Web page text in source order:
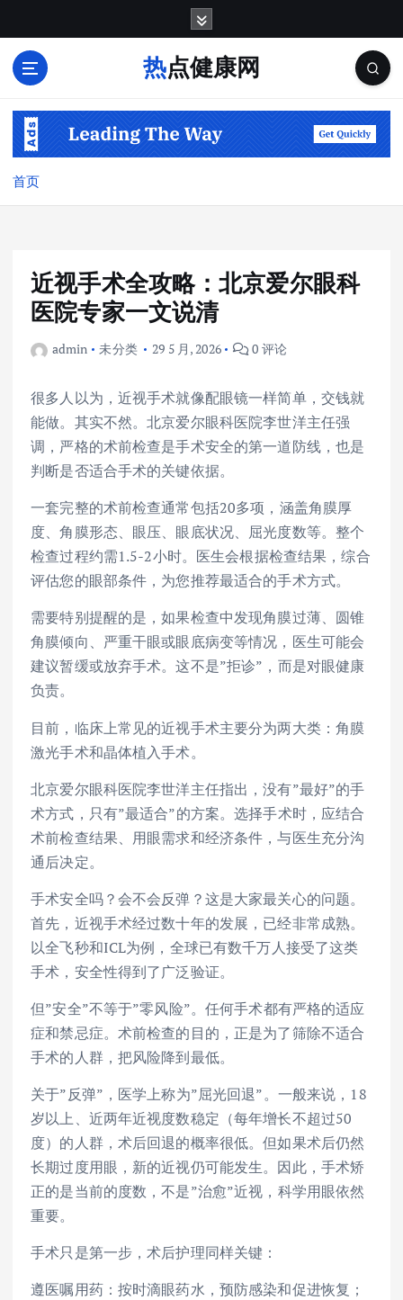
热点健康网
首页
近视手术全攻略：北京爱尔眼科
医院专家一文说清
admin 未分类 29 5 月, 2026 0 评论
很多人以为，近视手术就像配眼镜一样简单，交钱就
能做。其实不然。北京爱尔眼科医院李世洋主任强
调，严格的术前检查是手术安全的第一道防线，也是
判断是否适合手术的关键依据。
一套完整的术前检查通常包括20多项，涵盖角膜厚
度、角膜形态、眼压、眼底状况、屈光度数等。整个
检查过程约需1.5-2小时。医生会根据检查结果，综合
评估您的眼部条件，为您推荐最适合的手术方式。
需要特别提醒的是，如果检查中发现角膜过薄、圆锥
角膜倾向、严重干眼或眼底病变等情况，医生可能会
建议暂缓或放弃手术。这不是”拒诊”，而是对眼健康
负责。
目前，临床上常见的近视手术主要分为两大类：角膜
激光手术和晶体植入手术。
北京爱尔眼科医院李世洋主任指出，没有”最好”的手
术方式，只有”最适合”的方案。选择手术时，应结合
术前检查结果、用眼需求和经济条件，与医生充分沟
通后决定。
手术安全吗？会不会反弹？这是大家最关心的问题。
首先，近视手术经过数十年的发展，已经非常成熟。
以全飞秒和ICL为例，全球已有数千万人接受了这类
手术，安全性得到了广泛验证。
但”安全”不等于”零风险”。任何手术都有严格的适应
症和禁忌症。术前检查的目的，正是为了筛除不适合
手术的人群，把风险降到最低。
关于”反弹”，医学上称为”屈光回退”。一般来说，18
岁以上、近两年近视度数稳定（每年增长不超过50
度）的人群，术后回退的概率很低。但如果术后仍然
长期过度用眼，新的近视仍可能发生。因此，手术矫
正的是当前的度数，不是”治愈”近视，科学用眼依然
重要。
手术只是第一步，术后护理同样关键：
遵医嘱用药：按时滴眼药水，预防感染和促进恢复；